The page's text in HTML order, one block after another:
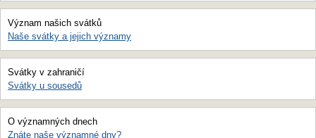
Význam našich svátků
Naše svátky a jejich významy
Svátky v zahraničí
Svátky u sousedů
O významných dnech
Znáte naše významné dny?